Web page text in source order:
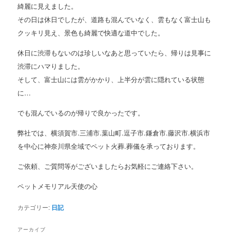
綺麗に見えました。
その日は休日でしたが、道路も混んでいなく、雲もなく富士山も
クッキリ見え、景色も綺麗で快適な道中でした。
休日に渋滞もないのは珍しいなあと思っていたら、帰りは見事に
渋滞にハマりました。
そして、富士山には雲がかかり、上半分が雲に隠れている状態
に…
でも混んでいるのが帰りで良かったです。
弊社では、横須賀市.三浦市.葉山町.逗子市.鎌倉市.藤沢市.横浜市
を中心に神奈川県全域でペット火葬.葬儀を承っております。
ご依頼、ご質問等がございましたらお気軽にご連絡下さい。
ペットメモリアル天使の心
カテゴリー: 日記
アーカイブ